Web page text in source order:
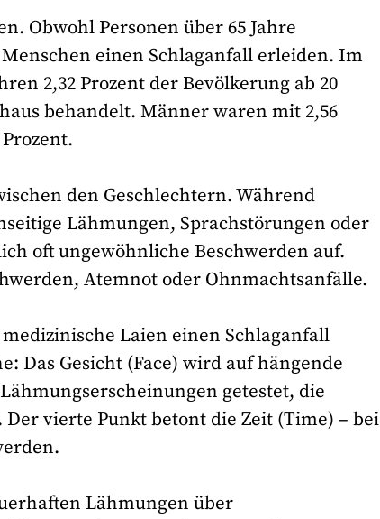
Obwohl Personen über 65 Jahre
einen Schlaganfall erleiden. Im
2,32 Prozent der Bevölkerung ab 20
behandelt. Männer waren mit 2,56
den Geschlechtern. Während
Lähmungen, Sprachstörungen oder
oft ungewöhnliche Beschwerden auf.
Atemnot oder Ohnmachtsanfälle.
Laien einen Schlaganfall
Das Gesicht (Face) wird auf hängende
getestet, die
vierte Punkt betont die Zeit (Time) – bei
Lähmungen über